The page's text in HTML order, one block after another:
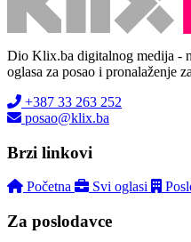
Dio Klix.ba digitalnog medija -
oglasa za posao i pronalaženje
+387 33 263 252
posao@klix.ba
Brzi linkovi
Početna Svi oglasi
Za poslodavce